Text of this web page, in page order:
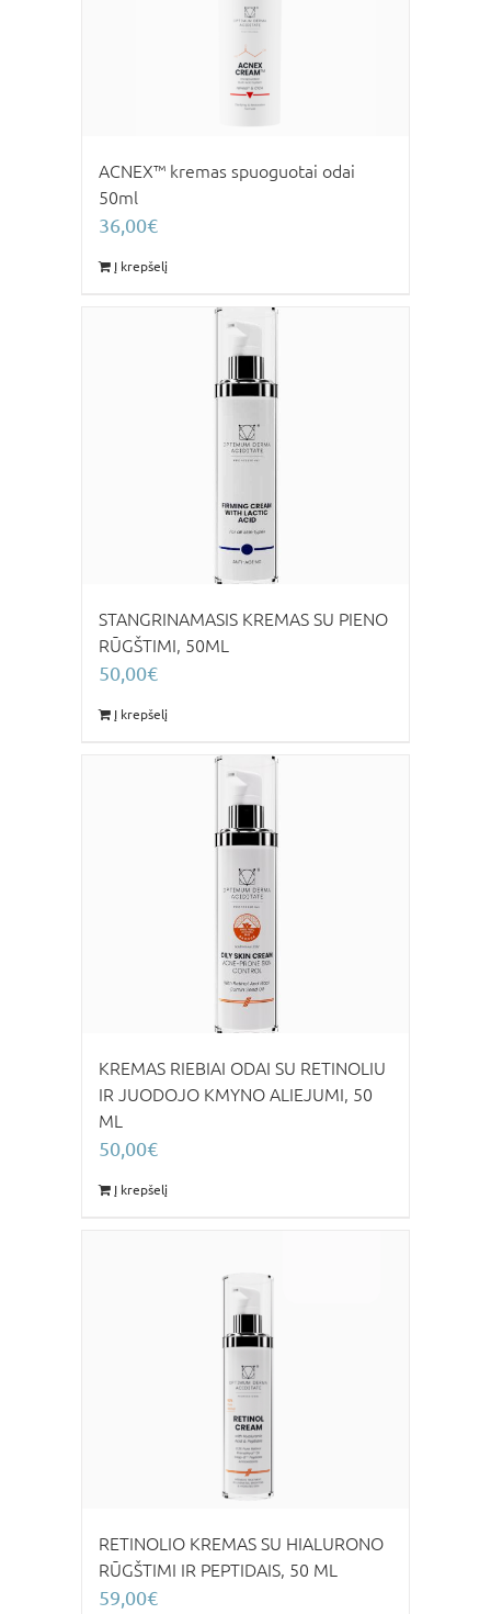
ACNEX™ kremas spuoguotai odai
50ml
36,00€
Į krepšelį
STANGRINAMASIS KREMAS SU PIENO
RŪGŠTIMI, 50ML
50,00€
Į krepšelį
KREMAS RIEBIAI ODAI SU RETINOLIU
IR JUODOJO KMYNO ALIEJUMI, 50
ML
50,00€
Į krepšelį
RETINOLIO KREMAS SU HIALURONO
RŪGŠTIMI IR PEPTIDAIS, 50 ML
59,00€